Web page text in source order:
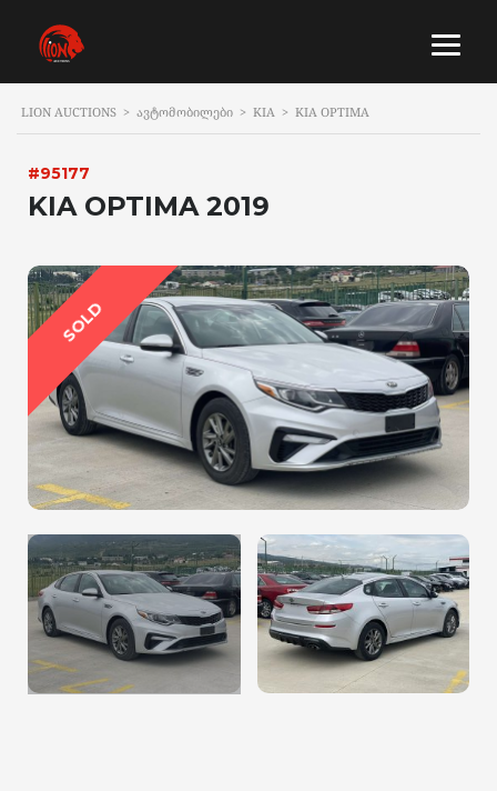
LION AUCTIONS > ᲐᲕᲢᲝᲛᲝᲑᲘᲚᲔᲑᲘ > KIA > KIA OPTIMA
#95177
KIA OPTIMA 2019
SOLD